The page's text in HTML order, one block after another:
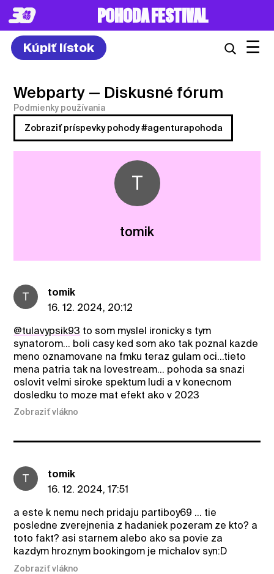
8. – 10.7.2027
Kúpiť lístok ☰
Webparty — Diskusné fórum
Podmienky používania
Zobraziť príspevky pohody #agenturapohoda
T
tomik
T
tomik
16. 12. 2024, 20:12
@tulavypsik93 to som myslel ironicky s tym
synatorom... boli casy ked som ako tak poznal kazde
meno oznamovane na fmku teraz gulam oci...tieto
mena patria tak na lovestream... pohoda sa snazi
oslovit velmi siroke spektum ludi a v konecnom
dosledku to moze mat efekt ako v 2023
Zobraziť vlákno
T
tomik
16. 12. 2024, 17:51
a este k nemu nech pridaju partiboy69 ... tie
posledne zverejnenia z hadaniek pozeram ze kto? a
toto fakt? asi starnem alebo ako sa povie za
kazdym hroznym bookingom je michalov syn:D
Zobraziť vlákno